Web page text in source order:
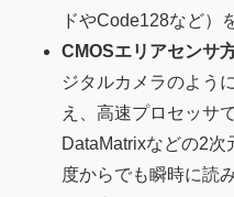
ドやCode128など）
CMOSエリアセンサ
ジタルカメラのよう
え、高速プロセッサ
DataMatrixなどの2次
度からでも瞬時に読